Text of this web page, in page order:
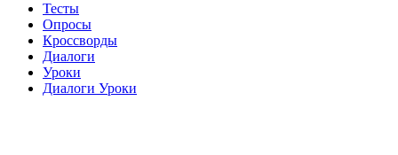
Тесты
Опросы
Кроссворды
Диалоги
Уроки
Диалоги Уроки